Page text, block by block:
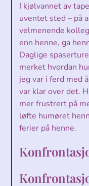
I kjølvannet av
uventet sted – på
velmenende
enn henne, ga
Daglige
merket hvordan
jeg var i ferd med
var klar over det.
mer frustrert på
løfte humøret
ferier på henne.